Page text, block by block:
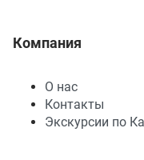
Компания
О нас
Контакты
Экскурсии по